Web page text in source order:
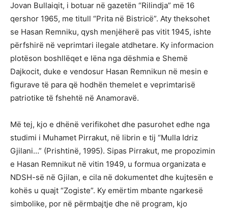
Jovan Bullaiqit, i botuar në gazetën “Rilindja” më 16
qershor 1965, me titull “Prita në Bistricë”. Aty theksohet
se Hasan Remniku, qysh menjëherë pas vitit 1945, ishte
përfshirë në veprimtari ilegale atdhetare. Ky informacion
plotëson boshllëqet e lëna nga dëshmia e Shemë
Dajkocit, duke e vendosur Hasan Remnikun në mesin e
figurave të para që hodhën themelet e veprimtarisë
patriotike të fshehtë në Anamoravë.
Më tej, kjo e dhënë verifikohet dhe pasurohet edhe nga
studimi i Muhamet Pirrakut, në librin e tij “Mulla Idriz
Gjilani…” (Prishtinë, 1995). Sipas Pirrakut, me propozimin
e Hasan Remnikut në vitin 1949, u formua organizata e
NDSH-së në Gjilan, e cila në dokumentet dhe kujtesën e
kohës u quajt “Zogiste”. Ky emërtim mbante ngarkesë
simbolike, por në përmbajtje dhe në program, kjo